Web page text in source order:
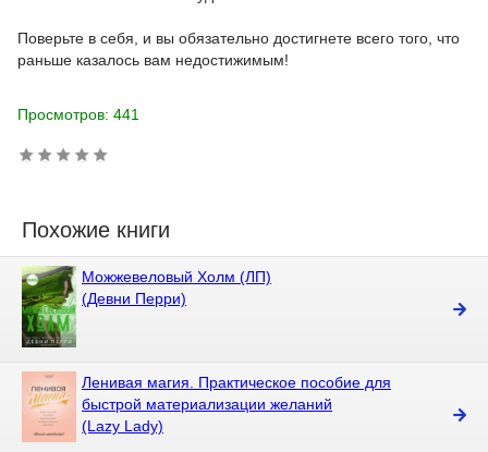
Поверьте в себя, и вы обязательно достигнете всего того, что
раньше казалось вам недостижимым!
Просмотров: 441
Похожие книги
Можжевеловый Холм (ЛП)
(Девни Перри)
Ленивая магия. Практическое пособие для
быстрой материализации желаний
(Lazy Lady)